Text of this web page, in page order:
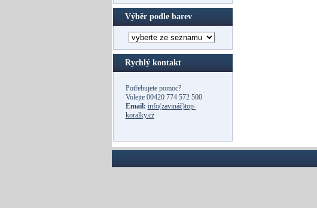
Výběr podle barev
Rychlý kontakt
Potřebujete pomoc?
Volejte 00420 774 572 500
Email: info(zavináč)top-
koralky.cz